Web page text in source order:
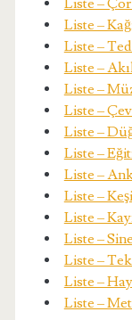
Liste –
Liste –
Liste –
Liste –
Liste –
Liste –
Liste –
Liste –
Liste –
Liste –
Liste –
Liste –
Liste –
Liste –
Liste –